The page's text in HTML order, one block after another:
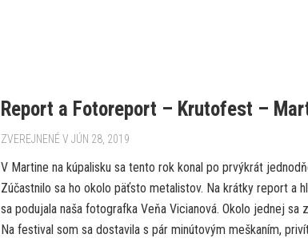
Report a Fotoreport – Krutofest –
ZVEREJNENÉ V JÚN 28, 2019
V Martine na kúpalisku sa tento rok konal po prvýkrát
Zúčastnilo sa ho okolo päťsto metalistov. Na krátky report a
sa podujala naša fotografka Veňa Vicianová. Okolo jednej sa
Na festival som sa dostavila s pár minútovým meškaním,